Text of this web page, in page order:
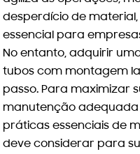
desperdício de
essencial para
No entanto, adquirir
tubos com montagem
passo. Para maximizar
manutenção adequada
práticas essenciais de
deve considerar para